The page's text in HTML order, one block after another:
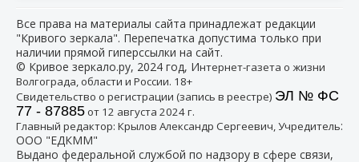
Все права на материалы сайта принадлежат редакции
"Кривого зеркала". Перепечатка допустима только при
наличии прямой гиперссылки на сайт.
© Кривое зеркало.ру, 2024 год, Интернет-газета о жизни
Волгограда, области и России. 18+
Свидетельство о регистрации (запись в реестре) ЭЛ № ФС
77 - 87885от 12 августа 2024 г.
Главный редактор: Крылов Александр Сергеевич, Учредитель:
ООО "ЕДКММ"
Выдано федеральной службой по надзору в сфере связи,